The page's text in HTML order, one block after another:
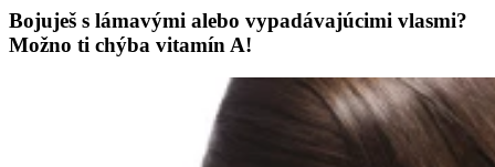
Bojuješ s lámavými alebo vypadávajúcimi vlasmi?
Možno ti chýba vitamín A!